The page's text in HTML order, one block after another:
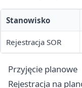
Stanowisko
Rejestracja SOR
Przyjęcie planowe
Rejestracja na